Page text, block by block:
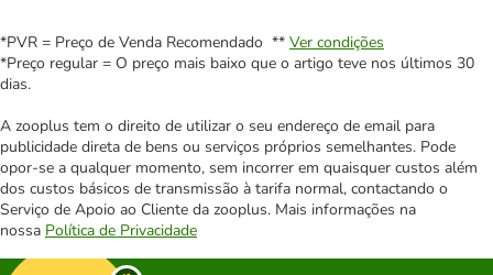
*PVR = Preço de Venda Recomendado ** Ver condições
*Preço regular = O preço mais baixo que o artigo teve nos últimos 30
dias.
A zooplus tem o direito de utilizar o seu endereço de email para
publicidade direta de bens ou serviços próprios semelhantes. Pode
opor-se a qualquer momento, sem incorrer em quaisquer custos além
dos custos básicos de transmissão à tarifa normal, contactando o
Serviço de Apoio ao Cliente da zooplus. Mais informações na
nossa Política de Privacidade